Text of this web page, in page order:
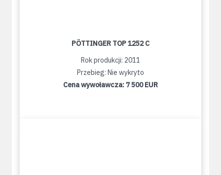
PÖTTINGER TOP 1252 C
Rok produkcji: 2011
Przebieg: Nie wykryto
Cena wywoławcza: 7 500 EUR